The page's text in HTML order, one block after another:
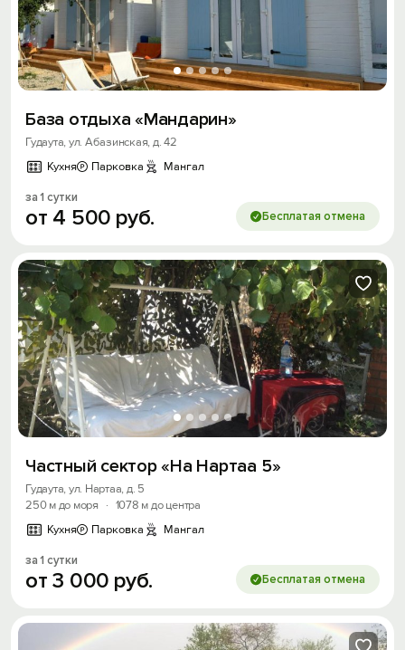
База отдыха «Мандарин»
Гудаута, ул. Абазинская, д. 42
Кухня
Парковка Мангал
за 1 сутки
от 4 500 руб. Бесплатая отмена
Частный сектор «На Нартаа 5»
Гудаута, ул. Нартаа, д. 5
250 м до моря
· 1078 м до центра
Кухня
Парковка Мангал
за 1 сутки
от3 000 руб. Бесплатая отмена